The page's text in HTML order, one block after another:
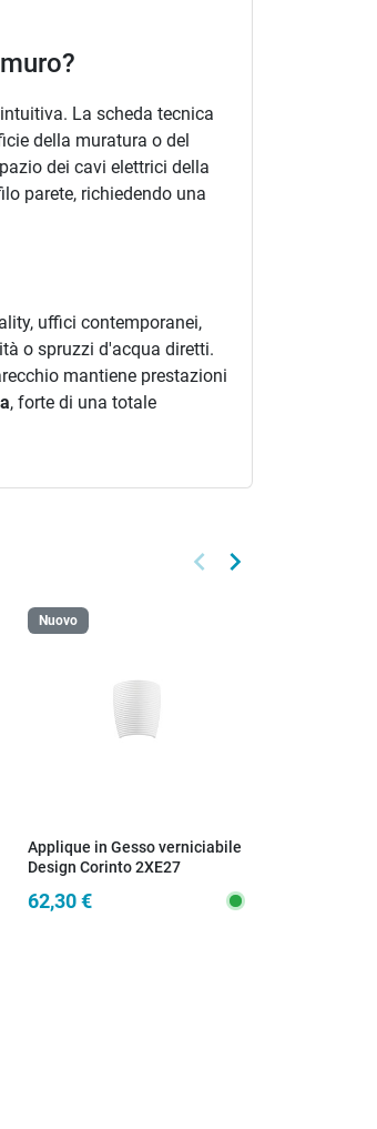
La scheda tecnica
della muratura o del
dei cavi elettrici della
parete, richiedendo una
uffici contemporanei,
o spruzzi d'acqua diretti.
mantiene prestazioni
, forte di una totale
Precedente
keyboard_arrow_left Successivo
keyboard_arrow_right
Nuovo
Applique in Gesso verniciabile
Design Corinto 2XE27
62,30 €